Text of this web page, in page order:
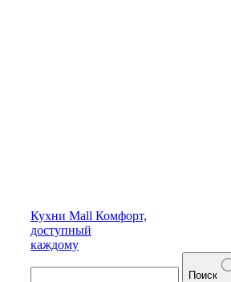
Кухни Mall Комфорт,
доступный
каждому
Поиск